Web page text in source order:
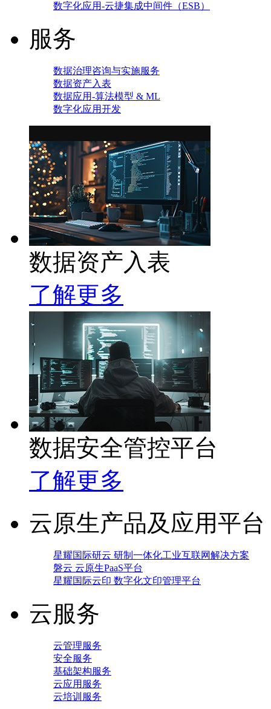
数字化应用-云捷集成中间件（ESB）
服务
数据治理咨询与实施服务
数据资产入表
数据应用-算法模型 & ML
数字化应用开发
数据资产入表
了解更多
数据安全管控平台
了解更多
云原生产品及应用平台
星耀国际研云 研制一体化工业互联网解决方案
磐云 云原生PaaS平台
星耀国际云印 数字化文印管理平台
云服务
云管理服务
安全服务
基础架构服务
云应用服务
云培训服务